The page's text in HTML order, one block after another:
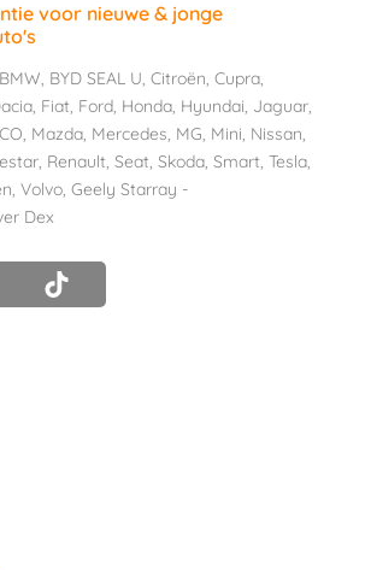
voor nieuwe & jonge
BMW, BYD SEAL U,Citroën,Cupra,
, Fiat, Ford, Honda, Hyundai, Jaguar,
, Mazda, Mercedes, MG, Mini, Nissan,
, Renault,Seat,Skoda,Smart,Tesla,
,Volvo,Geely Starray -
Dex